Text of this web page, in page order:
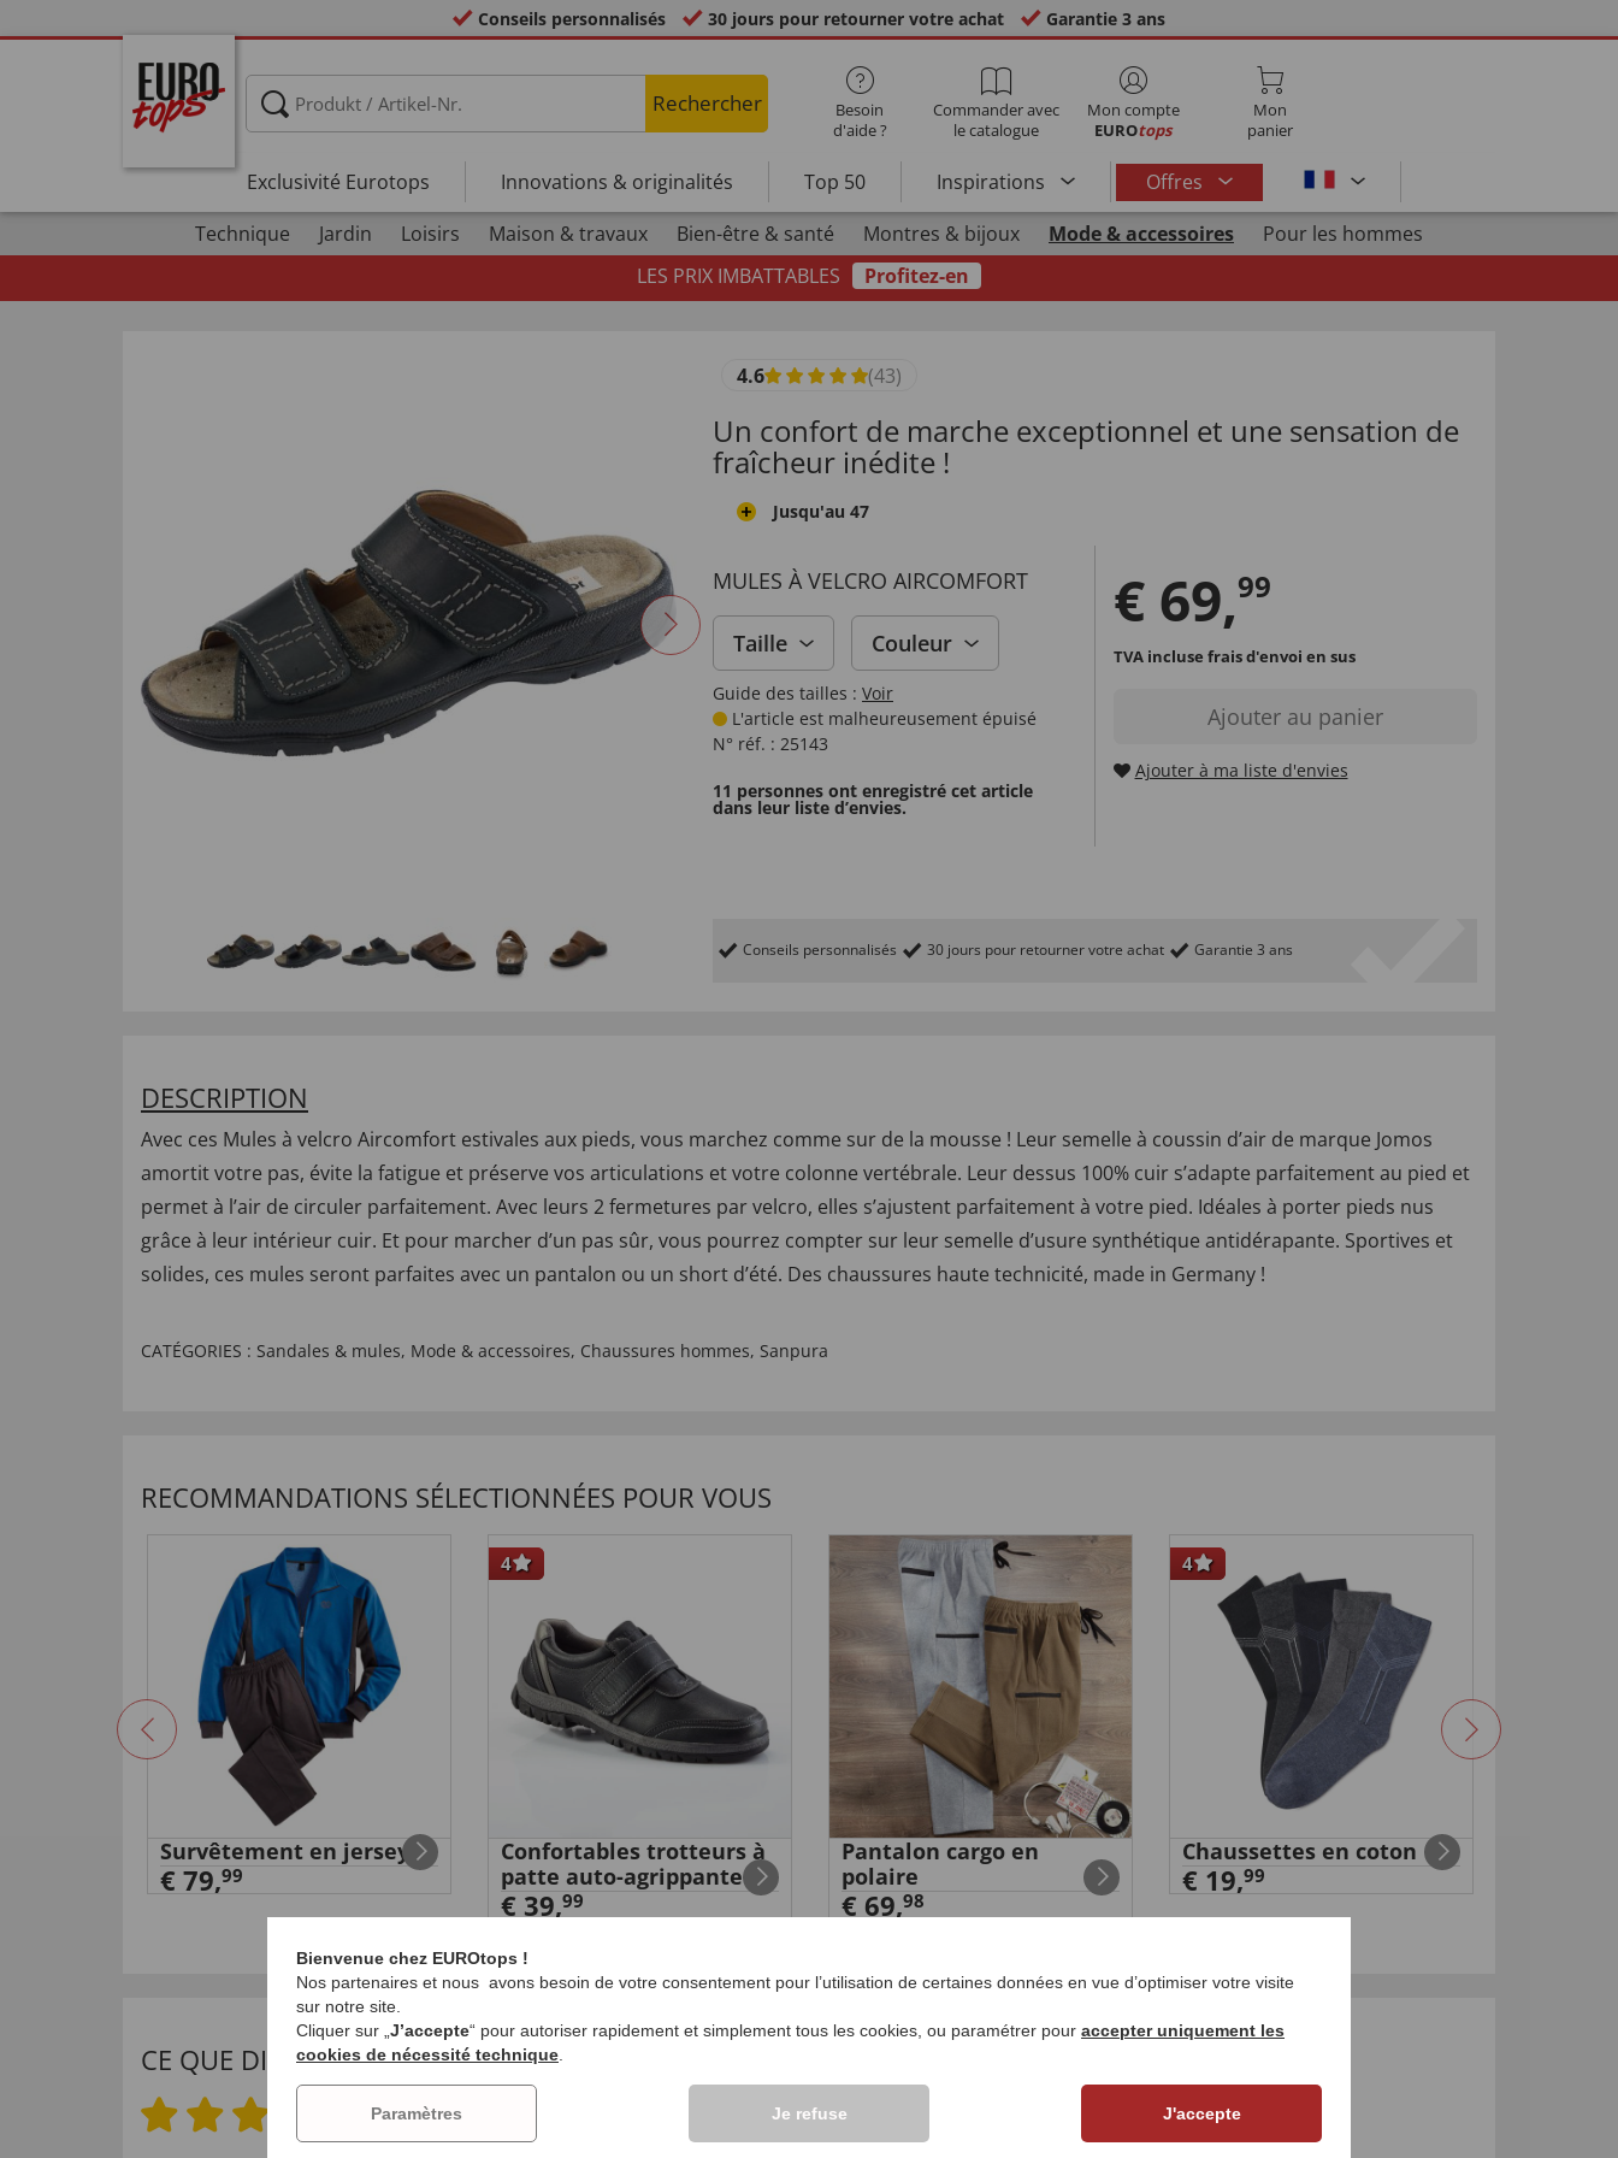
Conseils personnalisés 30 jours pour retourner votre achat Garantie 3 ans
Rechercher
Besoin
d'aide ?
Commander avec
le catalogue
Mon compte
EUROtops
Mon
panier
Exclusivité Eurotops Innovations & originalités Top 50 Inspirations
Offres
Technique
Jardin Loisirs Maison & travaux Bien-être & santé Montres & bijoux Mode & accessoires
Pour les hommes
LES PRIX IMBATTABLES
Profitez-en
4.6 (43)
Un confort de marche exceptionnel et une sensation de
fraîcheur inédite !
Jusqu'au 47
MULES À VELCRO AIRCOMFORT
Taille Couleur
Guide des tailles : Voir
L'article est malheureusement épuisé
N° réf. : 25143
11 personnes ont enregistré cet article
dans leur liste d’envies.
€ 69,99
TVA incluse frais d'envoi en sus
Ajouter au panier
Ajouter à ma liste d'envies
Conseils personnalisés 30 jours pour retourner votre achat Garantie 3 ans
DESCRIPTION
Avec ces Mules à velcro Aircomfort estivales aux pieds, vous marchez comme sur de la mousse ! Leur semelle à coussin d’air de marque Jomos
amortit votre pas, évite la fatigue et préserve vos articulations et votre colonne vertébrale. Leur dessus 100% cuir s’adapte parfaitement au pied et
permet à l’air de circuler parfaitement. Avec leurs 2 fermetures par velcro, elles s’ajustent parfaitement à votre pied. Idéales à porter pieds nus
grâce à leur intérieur cuir. Et pour marcher d’un pas sûr, vous pourrez compter sur leur semelle d’usure synthétique antidérapante. Sportives et
solides, ces mules seront parfaites avec un pantalon ou un short d’été. Des chaussures haute technicité, made in Germany !
CATÉGORIES : Sandales & mules, Mode & accessoires, Chaussures hommes, Sanpura
RECOMMANDATIONS SÉLECTIONNÉES POUR VOUS
Survêtement en jersey
€ 79,99
4
Confortables trotteurs à
patte auto-agrippante
€ 39,99
Pantalon cargo en
polaire
€ 69,98
4
Chaussettes en coton
€ 19,99
CE QUE DISENT NOS CLIENTS
4.6 sur 5 étoiles
Bienvenue chez EUROtops !
Nos partenaires et nous avons besoin de votre consentement pour l’utilisation de certaines données en vue d’optimiser votre visite
sur notre site.
Cliquer sur „ J’accepte“ pour autoriser rapidement et simplement tous les cookies, ou paramétrer pour accepter uniquement les
cookies de nécessité technique
Paramètres Je refuse J'accepte